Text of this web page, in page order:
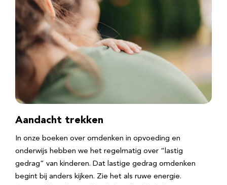
Aandacht trekken
In onze boeken over omdenken in opvoeding en
onderwijs hebben we het regelmatig over “lastig
gedrag” van kinderen. Dat lastige gedrag omdenken
begint bij anders kijken. Zie het als ruwe energie.